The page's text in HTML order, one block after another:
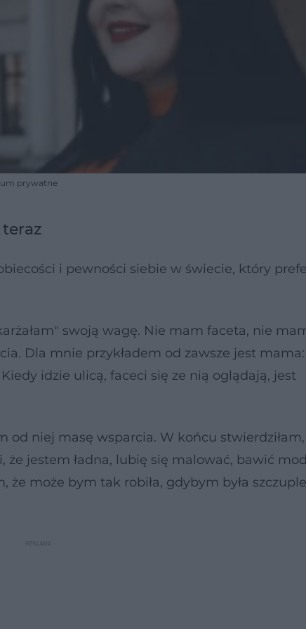
prywatne
teraz
i pewności siebie w świecie, który
swoją wagę. Nie mam faceta, nie
Dla mnie przykładem od zawsze jest
idzie ulicą, faceci się ze nią oglądają, jest
od niej masę wsparcia. W końcu
jestem ładna, lubię się malować, bawić
może bym tak robiła, gdybym była